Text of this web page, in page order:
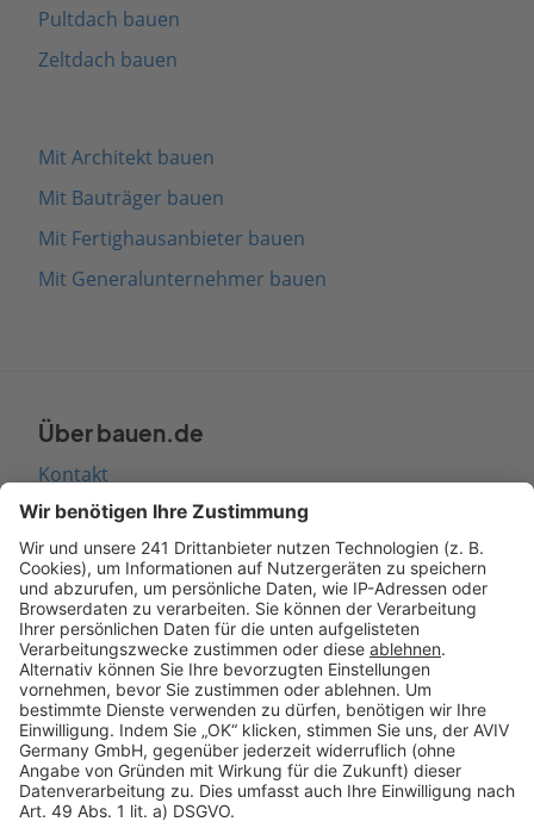
Pultdach bauen
Zeltdach bauen
Mit Architekt bauen
Mit Bauträger bauen
Mit Fertighausanbieter bauen
Mit Generalunternehmer bauen
Über bauen.de
Kontakt
Seitenaufbau
Barrierefreiheit
Cookie Einstellungen
Rechtliches
AGB-Übersicht
Datenschutz
Impressum